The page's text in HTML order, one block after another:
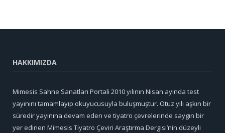
HAKKIMIZDA
Mimesis Sahne Sanatları Portali 2010 yılının Nisan ayında test
yayınını tamamlayıp okuyucusuyla buluşmuştur. Otuz yılı aşkın bir
süredir yayınına devam eden ve tiyatro çevrelerinde saygın bir
yer edinen Mimesis Tiyatro Çeviri Araştırma Dergisi’nin düzeyli